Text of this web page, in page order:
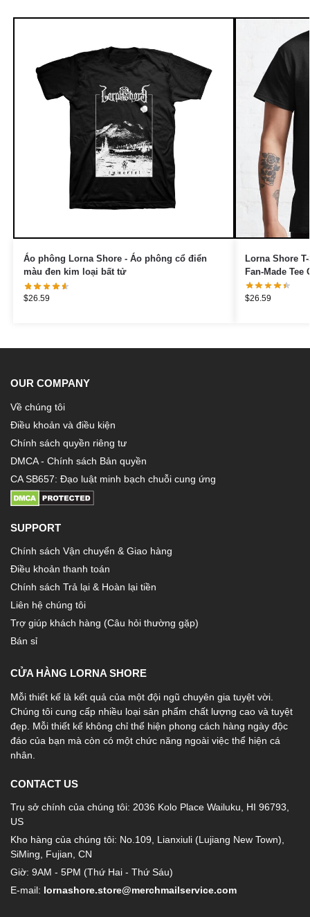
Áo phông Lorna Shore - Áo phông cổ điển
màu đen kim loại bất tử
$26.59
Lorna Shore
Fan-Made Tee
$26.59
OUR COMPANY
Về chúng tôi
Điều khoản và điều kiện
Chính sách quyền riêng tư
DMCA - Chính sách Bản quyền
CA SB657: Đạo luật minh bạch chuỗi cung ứng
SUPPORT
Chính sách Vận chuyển & Giao hàng
Điều khoản thanh toán
Chính sách Trả lại & Hoàn lại tiền
Liên hệ chúng tôi
Trợ giúp khách hàng (Câu hỏi thường gặp)
Bán sỉ
CỬA HÀNG LORNA SHORE
Mỗi thiết kế là kết quả của một đội ngũ chuyên gia tuyệt vời.
Chúng tôi cung cấp nhiều loại sản phẩm chất lượng cao và tuyệt
đẹp. Mỗi thiết kế không chỉ thể hiện phong cách hàng ngày độc
đáo của bạn mà còn có một chức năng ngoài việc thể hiện cá
nhân.
CONTACT US
Trụ sở chính của chúng tôi: 2036 Kolo Place Wailuku, HI 96793,
US
Kho hàng của chúng tôi: No.109, Lianxiuli (Lujiang New Town),
SiMing, Fujian, CN
Giờ: 9AM - 5PM (Thứ Hai - Thứ Sáu)
E-mail: lornashore.store@merchmailservice.com